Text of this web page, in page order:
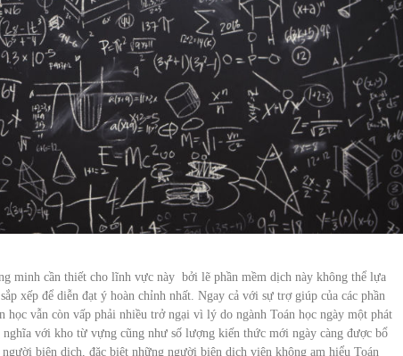
minh cần thiết cho lĩnh vực này bởi lẽ phần mềm dịch này không thể lựa
xếp để diễn đạt ý hoàn chỉnh nhất. Ngay cả với sự trợ giúp của các phần
học vẫn còn vấp phải nhiều trở ngại vì lý do ngành Toán học ngày một phát
với kho từ vựng cũng như số lượng kiến thức mới ngày càng được bổ
biên dịch, đặc biệt những người biên dịch viên không am hiểu Toán